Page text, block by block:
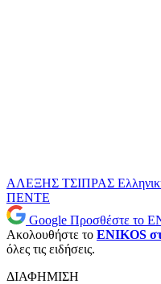
ΑΛΕΞΗΣ ΤΣΙΠΡΑΣ
ΠΕΝΤΕ
Google Προσθέστε το
Ακολουθήστε το ENIKOS
όλες τις ειδήσεις.
ΔΙΑΦΗΜΙΣΗ